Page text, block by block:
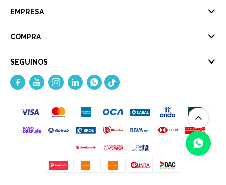
EMPRESA
COMPRA
SEGUINOS
    